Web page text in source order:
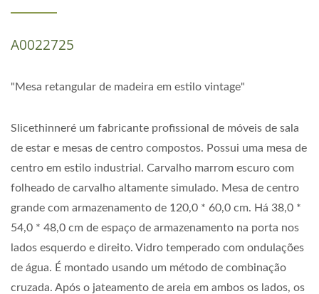
A0022725
"Mesa retangular de madeira em estilo vintage"
Slicethinneré um fabricante profissional de móveis de sala
de estar e mesas de centro compostos. Possui uma mesa de
centro em estilo industrial. Carvalho marrom escuro com
folheado de carvalho altamente simulado. Mesa de centro
grande com armazenamento de 120,0 * 60,0 cm. Há 38,0 *
54,0 * 48,0 cm de espaço de armazenamento na porta nos
lados esquerdo e direito. Vidro temperado com ondulações
de água. É montado usando um método de combinação
cruzada. Após o jateamento de areia em ambos os lados, os